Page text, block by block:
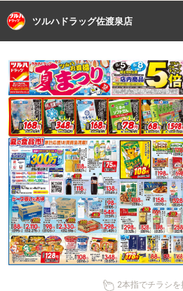
ツルハドラッグ佐渡泉店
2本指でチラシを